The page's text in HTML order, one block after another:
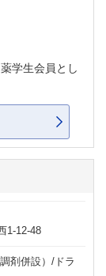
学生会員とし
1-12-48
剤併設）/ドラ